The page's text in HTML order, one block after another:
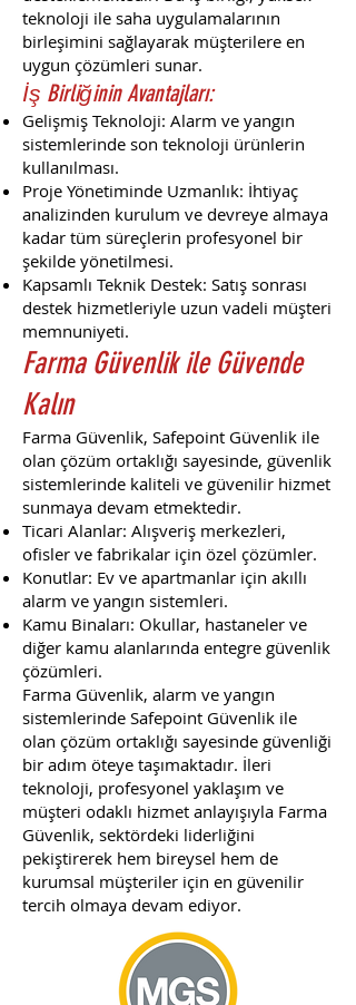
teknoloji ile saha uygulamalarının
birleşimini sağlayarak müşterilere en
uygun çözümleri sunar.
İş Birliğinin Avantajları:
Gelişmiş Teknoloji: Alarm ve yangın
sistemlerinde son teknoloji ürünlerin
kullanılması.
Proje Yönetiminde Uzmanlık: İhtiyaç
analizinden kurulum ve devreye almaya
kadar tüm süreçlerin profesyonel bir
şekilde yönetilmesi.
Kapsamlı Teknik Destek: Satış sonrası
destek hizmetleriyle uzun vadeli müşteri
memnuniyeti.
Farma Güvenlik ile Güvende
Kalın
Farma Güvenlik, Safepoint Güvenlik ile
olan çözüm ortaklığı sayesinde, güvenlik
sistemlerinde kaliteli ve güvenilir hizmet
sunmaya devam etmektedir.
Ticari Alanlar: Alışveriş merkezleri,
ofisler ve fabrikalar için özel çözümler.
Konutlar: Ev ve apartmanlar için akıllı
alarm ve yangın sistemleri.
Kamu Binaları: Okullar, hastaneler ve
diğer kamu alanlarında entegre güvenlik
çözümleri.
Farma Güvenlik, alarm ve yangın
sistemlerinde Safepoint Güvenlik ile
olan çözüm ortaklığı sayesinde güvenliği
bir adım öteye taşımaktadır. İleri
teknoloji, profesyonel yaklaşım ve
müşteri odaklı hizmet anlayışıyla Farma
Güvenlik, sektördeki liderliğini
pekiştirerek hem bireysel hem de
kurumsal müşteriler için en güvenilir
tercih olmaya devam ediyor.